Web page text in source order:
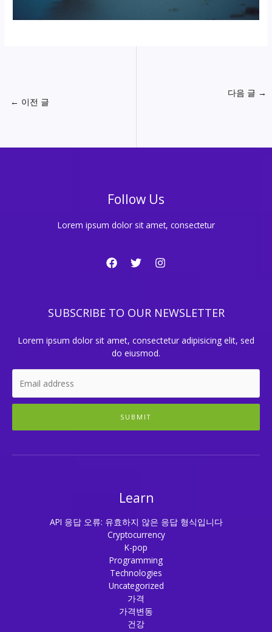
← 이전 글
다음 글 →
Follow Us
Lorem ipsum dolor sit amet, consectetur
SUBSCRIBE TO OUR NEWSLETTER
Lorem ipsum dolor sit amet, consectetur adipisicing elit, sed
do eiusmod.
SUBMIT
Learn
API 응답 오류: 유효하지 않은 응답 형식입니다
Cryptocurrency
K-pop
Programming
Technologies
Uncategorized
가격
가격변동
건강